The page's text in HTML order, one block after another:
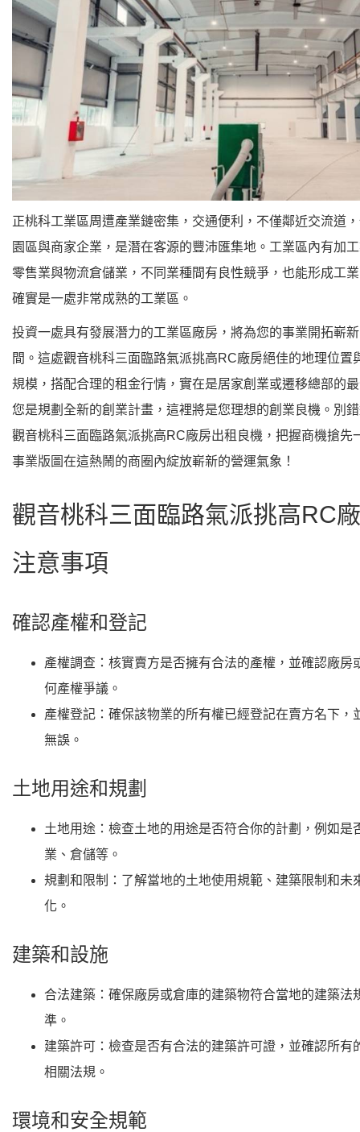
正桃科工業區周遭產業鏈密集，交通便利，不僅鄰近交流道
園區與商家企業，是潛在客源的豐沛匯集地。工業區內有加
零售業與物流倉儲業，不同業種間有良性競爭，也能形成工
確實是一處非常成熟的工業區。
投資一處具有發展潛力的工業區廠房，將為您的事業開拓嶄
間。這處觀音桃科三面臨路氣派挑高RC廠房絕佳的地理位置
規模，搭配合理的租金行情，實在是居家創業或遷移總部的
您是規劃全新的創業計畫，這裡將是您理想的創業良機。別
觀音桃科三面臨路氣派挑高RC廠房出租良機，把握商機搶先
事業版圖在這熱鬧的商圈內綻放嶄新的營運氣象！
觀音桃科三面臨路氣派挑高RC
注意事項
確認產權和登記
產權調查 ：核實賣方是否擁有合法的產權，並確認廠房
何產權爭議。
產權登記 ：確保該物業的所有權已經登記在賣方名下，
無誤。
土地用途和規劃
土地用途 ：檢查土地的用途是否符合你的計劃，例如是
業、倉儲等。
規劃和限制
：了解當地的土地使用規範、建築限制和未
化。
建築和設施
合法建築 ：確保廠房或倉庫的建築物符合當地的建築法
準。
建築許可 ：檢查是否有合法的建築許可證，並確認所有
相關法規。
環境和安全規範